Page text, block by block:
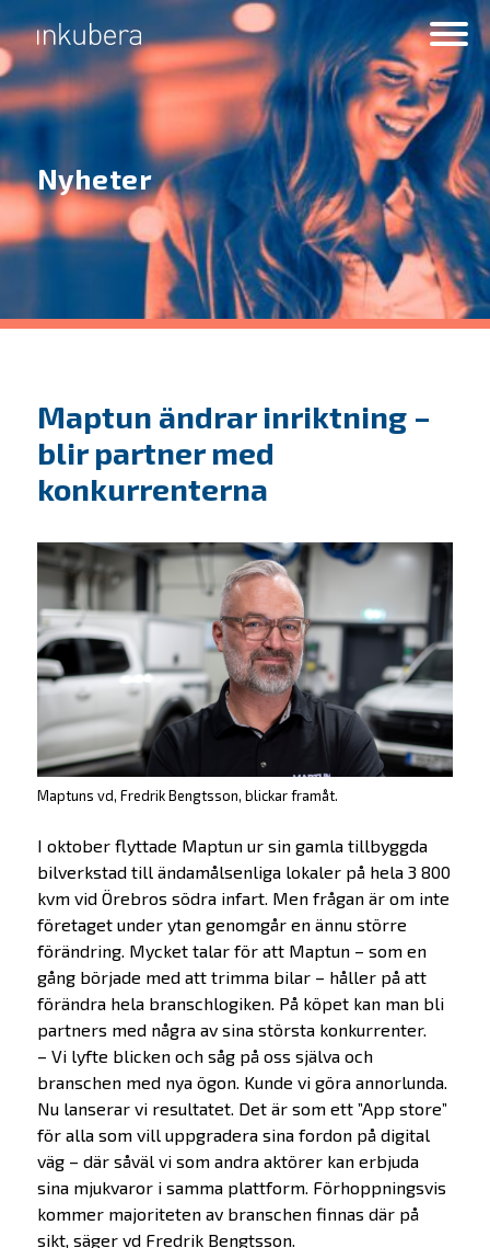
Nyheter
Maptun ändrar inriktning –
blir partner med
konkurrenterna
Maptuns vd, Fredrik Bengtsson, blickar framåt.
I oktober flyttade Maptun ur sin gamla tillbyggda
bilverkstad till ändamålsenliga lokaler på hela 3 800
kvm vid Örebros södra infart. Men frågan är om inte
företaget under ytan genomgår en ännu större
förändring. Mycket talar för att Maptun – som en
gång började med att trimma bilar – håller på att
förändra hela branschlogiken. På köpet kan man bli
partners med några av sina största konkurrenter.
– Vi lyfte blicken och såg på oss själva och
branschen med nya ögon. Kunde vi göra annorlunda.
Nu lanserar vi resultatet. Det är som ett ”App store”
för alla som vill uppgradera sina fordon på digital
väg – där såväl vi som andra aktörer kan erbjuda
sina mjukvaror i samma plattform. Förhoppningsvis
kommer majoriteten av branschen finnas där på
sikt, säger vd Fredrik Bengtsson.